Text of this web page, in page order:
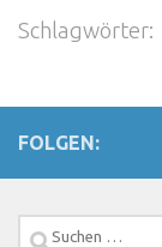
Schlagwörter:
FOLGEN:
Suchen